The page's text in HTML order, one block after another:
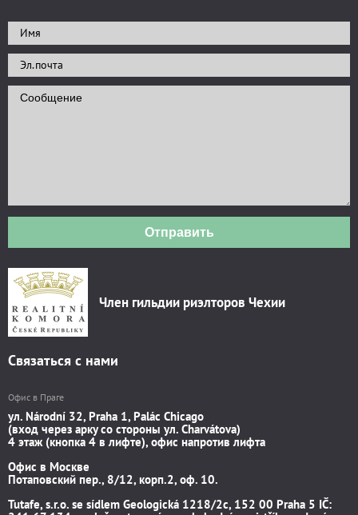
Отправить
Член гильдии риэлторов Чехии
Связаться с нами
Офис в Праге
ул. Národní 32, Praha 1, Palác Chicago
(вход через арку со стороны ул. Charvátova)
4 этаж (кнопка 4 в лифте), офис напротив лифта
Офис в Москве
Потаповский пер., 8/12, корп.2, оф. 10.
Tutafe, s.r.o. se sídlem Geologická 1218/2c, 152 00 Praha 5 IČ: